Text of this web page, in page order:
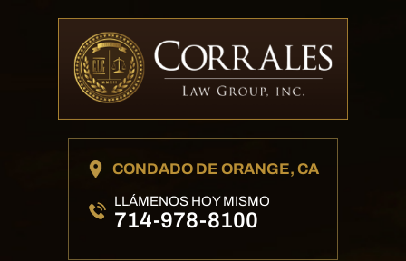
CONDADO DE ORANGE, CA
LLÁMENOS HOY MISMO
714-978-8100